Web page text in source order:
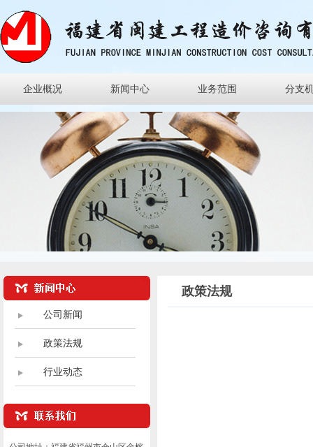
分支
业务范围
新闻中心
企业概况
公司新闻
政策法规
行业动态
政策法规